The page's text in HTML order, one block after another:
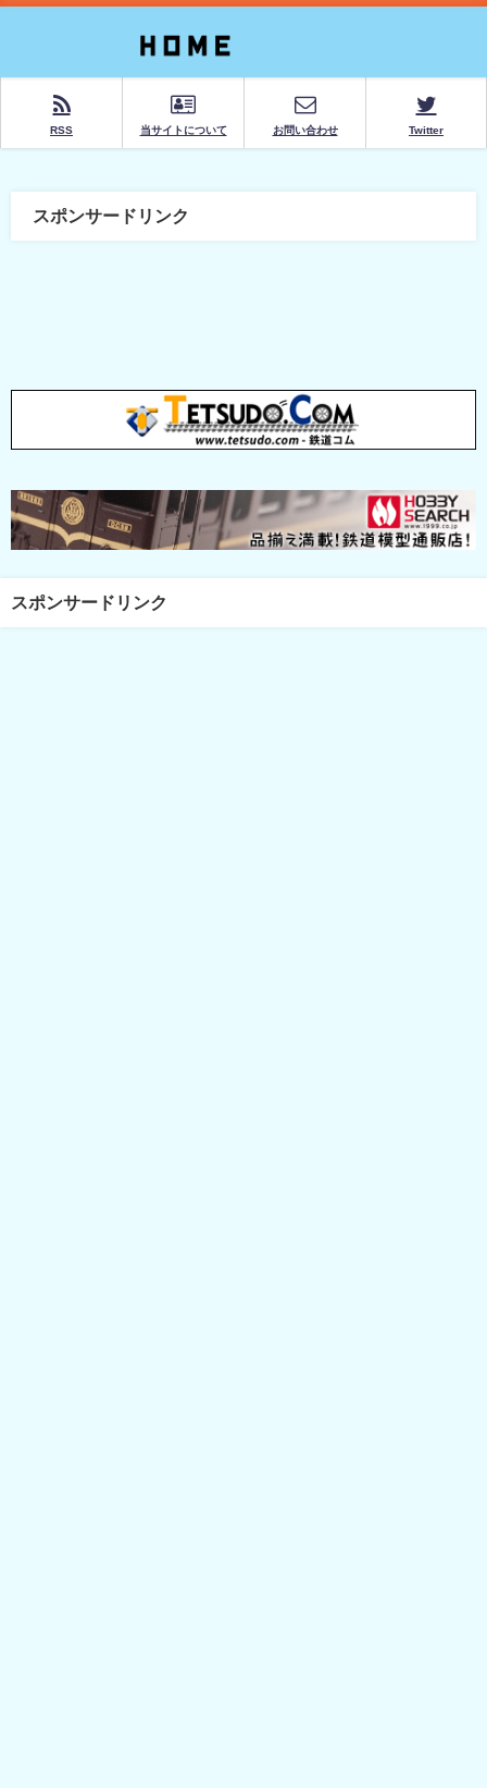
RSS 当サイトについて お問い合わせ Twitter
スポンサードリンク
スポンサードリンク